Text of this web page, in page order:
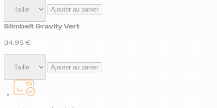
Ajouter au panier
Slimbelt Gravity Vert
34.95 €
Ajouter au panier